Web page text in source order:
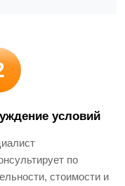
условий
по
стоимости и